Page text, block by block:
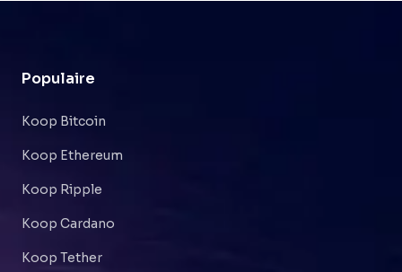
Populaire
Koop Bitcoin
Koop Ethereum
Koop Ripple
Koop Cardano
Koop Tether